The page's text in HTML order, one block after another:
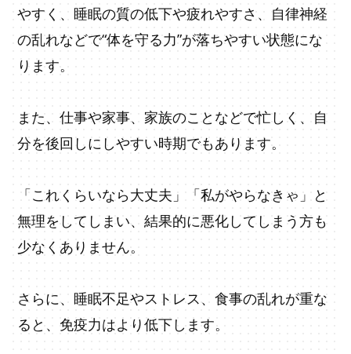
やすく、睡眠の質の低下や疲れやすさ、自律神経
の乱れなどで“体を守る力”が落ちやすい状態にな
ります。
また、仕事や家事、家族のことなどで忙しく、自
分を後回しにしやすい時期でもあります。
「これくらいなら大丈夫」「私がやらなきゃ」と
無理をしてしまい、結果的に悪化してしまう方も
少なくありません。
さらに、睡眠不足やストレス、食事の乱れが重な
ると、免疫力はより低下します。